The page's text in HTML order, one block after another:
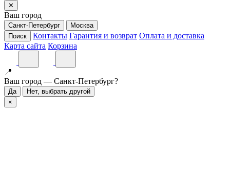
✕
Ваш город
Санкт-Петербург
Москва
Поиск
Контакты Гарантия и возврат Оплата и доставка
Карта сайта Корзина
📍
Ваш город — Санкт-Петербург?
Да
Нет, выбрать другой
×